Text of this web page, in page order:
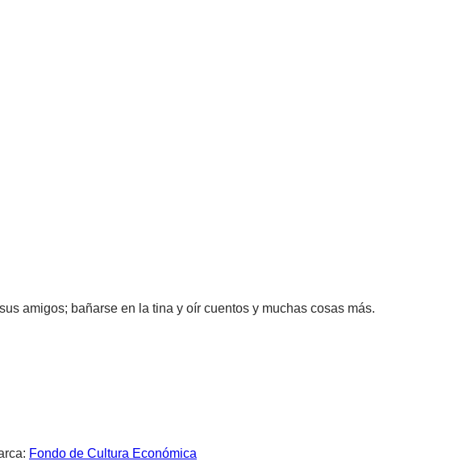
amigos; bañarse en la tina y oír cuentos y muchas cosas más.
Fondo de Cultura Económica